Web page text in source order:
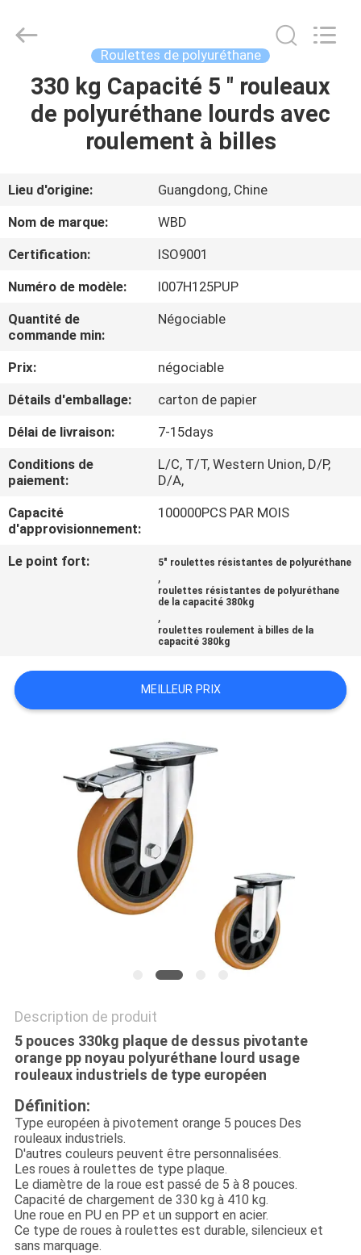
MAISON
PRODUITS
VIDÉOS
SUJET
DE
NOUS
VISITE
D'USINE
CONTRÔLE
DE
QUALITÉ
CONTACTEZ-
UNE
CITATION
PRIVACY
Metal
Reserved.
Roulettes de polyuréthane
330 kg Capacité 5 " rouleaux
de polyuréthane lourds avec
roulement à billes
Lieu d'origine:
Guangdong, Chine
Nom de marque:
WBD
Certification:
ISO9001
Numéro de modèle:
I007H125PUP
Quantité de
commande min:
Négociable
Prix:
négociable
Détails d'emballage:
carton de papier
Délai de livraison:
7-15days
Conditions de
paiement:
L/C, T/T, Western Union, D/P,
D/A,
Capacité
d'approvisionnement:
100000PCS PAR MOIS
Le point fort: 5" roulettes résistantes de polyuréthane
,
roulettes résistantes de polyuréthane
de la capacité 380kg
,
roulettes roulement à billes de la
capacité 380kg
MEILLEUR PRIX
Description de produit
5 pouces 330kg plaque de dessus pivotante
orange pp noyau polyuréthane lourd usage
rouleaux industriels de type européen
Définition:
Type européen à pivotement orange 5 pouces Des
rouleaux industriels.
D'autres couleurs peuvent être personnalisées.
Les roues à roulettes de type plaque.
Le diamètre de la roue est passé de 5 à 8 pouces.
Capacité de chargement de 330 kg à 410 kg.
Une roue en PU en PP et un support en acier.
Ce type de roues à roulettes est durable, silencieux et
sans marquage.